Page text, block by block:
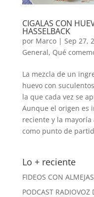
CIGALAS CON
HASSELBACK
por Marco| Sep 27,
General, Qué
La mezcla de un
huevo con
la que cada vez se
Aunque el origen es
reciente y la
como punto de
Lo + reciente
FIDEOS CON ALMEJAS
PODCAST